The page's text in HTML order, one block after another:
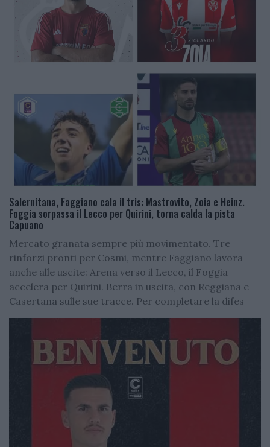
Salernitana, Faggiano cala il tris: Mastrovito, Zoia e Heinz.
Foggia sorpassa il Lecco per Quirini, torna calda la pista
Capuano
Mercato granata sempre più movimentato. Tre
rinforzi pronti per Cosmi, mentre Faggiano lavora
anche alle uscite: Arena verso il Lecco, il Foggia
accelera per Quirini. Berra in uscita, con Reggiana e
Casertana sulle sue tracce. Per completare la difes